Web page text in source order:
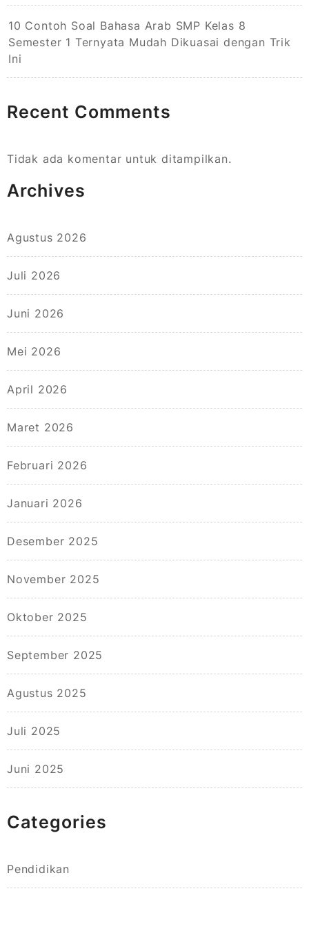
10 Contoh Soal Bahasa Arab SMP Kelas 8
Semester 1 Ternyata Mudah Dikuasai dengan Trik
Ini
Recent Comments
Tidak ada komentar untuk ditampilkan.
Archives
Agustus 2026
Juli 2026
Juni 2026
Mei 2026
April 2026
Maret 2026
Februari 2026
Januari 2026
Desember 2025
November 2025
Oktober 2025
September 2025
Agustus 2025
Juli 2025
Juni 2025
Categories
Pendidikan